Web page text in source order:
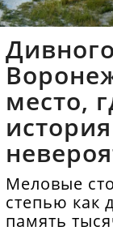
место,
Меловые
степью как
память